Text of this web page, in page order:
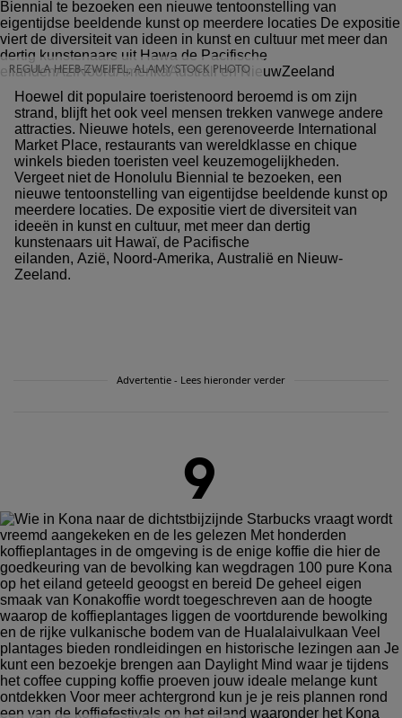
REGULA HEEB-ZWEIFEL, ALAMY STOCK PHOTO
Hoewel dit populaire toeristenoord beroemd is om zijn
strand, blijft het ook veel mensen trekken vanwege andere
attracties. Nieuwe hotels, een gerenoveerde International
Market Place, restaurants van wereldklasse en chique
winkels bieden toeristen veel keuzemogelijkheden.
Vergeet niet de Honolulu Biennial te bezoeken, een
nieuwe tentoonstelling van eigentijdse beeldende kunst op
meerdere locaties. De expositie viert de diversiteit van
ideeën in kunst en cultuur, met meer dan dertig
kunstenaars uit Hawaï, de Pacifische
eilanden, Azië, Noord-Amerika, Australië en Nieuw-
Zeeland.
Advertentie - Lees hieronder verder
9